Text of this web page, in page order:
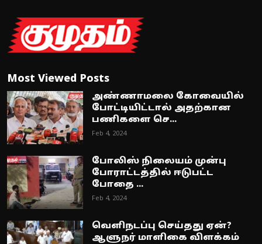
Most Viewed Posts
அண்ணாமலை கோவையில்
போட்டியிட்டால் அதற்கான
பணிகளை செ...
Feb 4, 2024
போலிஸ் நிலையம் முன்பு
போராட்டத்தில் ஈடுபட்ட
போதை ...
Feb 4, 2024
வெளிநடப்பு செய்தது ஏன்?
ஆளுநர் மாளிகை விளக்கம்